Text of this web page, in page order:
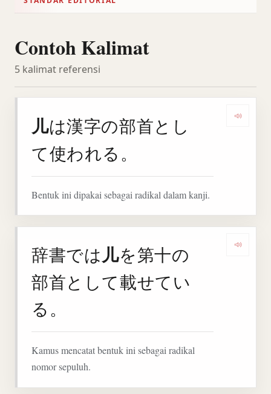
Contoh Kalimat
5 kalimat referensi
儿は漢字の部首とし
て使われる。
Bentuk ini dipakai sebagai radikal dalam kanji.
辞書では儿を第十の
部首として載せてい
る。
Kamus mencatat bentuk ini sebagai radikal
nomor sepuluh.